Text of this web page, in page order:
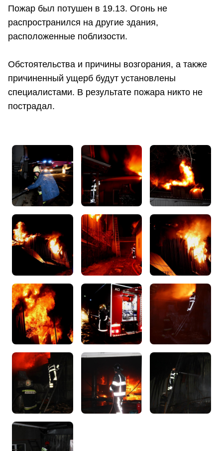
Пожар был потушен в 19.13. Огонь не
распространился на другие здания,
расположенные поблизости.
Обстоятельства и причины возгорания, а также
причиненный ущерб будут установлены
специалистами. В результате пожара никто не
пострадал.